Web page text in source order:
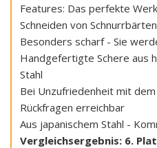
Features: Das perfekte
Schneiden von
Besonders scharf - Sie
Handgefertigte Schere aus
Stahl
Bei Unzufriedenheit mit
Rückfragen erreichbar
Aus japanischem Stahl -
Vergleichsergebnis: 6.